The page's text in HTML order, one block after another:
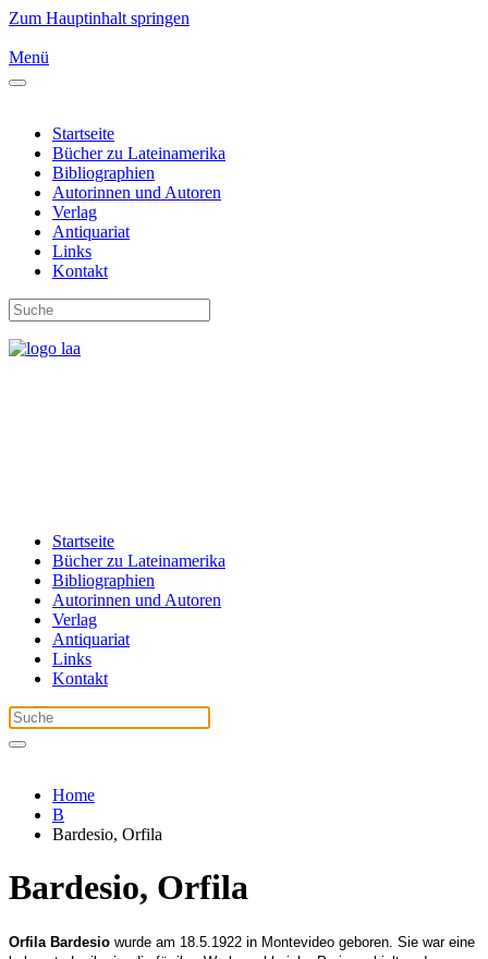
Zum Hauptinhalt springen
Menü
Startseite
Bücher zu Lateinamerika
Bibliographien
Autorinnen und Autoren
Verlag
Antiquariat
Links
Kontakt
Startseite
Bücher zu Lateinamerika
Bibliographien
Autorinnen und Autoren
Verlag
Antiquariat
Links
Kontakt
Home
B
Bardesio, Orfila
Bardesio, Orfila
Orfila Bardesio wurde am 18.5.1922 in Montevideo geboren. Sie war eine